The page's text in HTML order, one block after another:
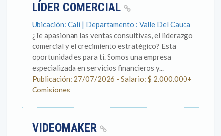
LÍDER COMERCIAL
Ubicación: Cali | Departamento : Valle Del Cauca
¿Te apasionan las ventas consultivas, el liderazgo
comercial y el crecimiento estratégico? Esta
oportunidad es para ti. Somos una empresa
especializada en servicios financieros y...
Publicación: 27/07/2026 - Salario: $ 2.000.000+
Comisiones
VIDEOMAKER